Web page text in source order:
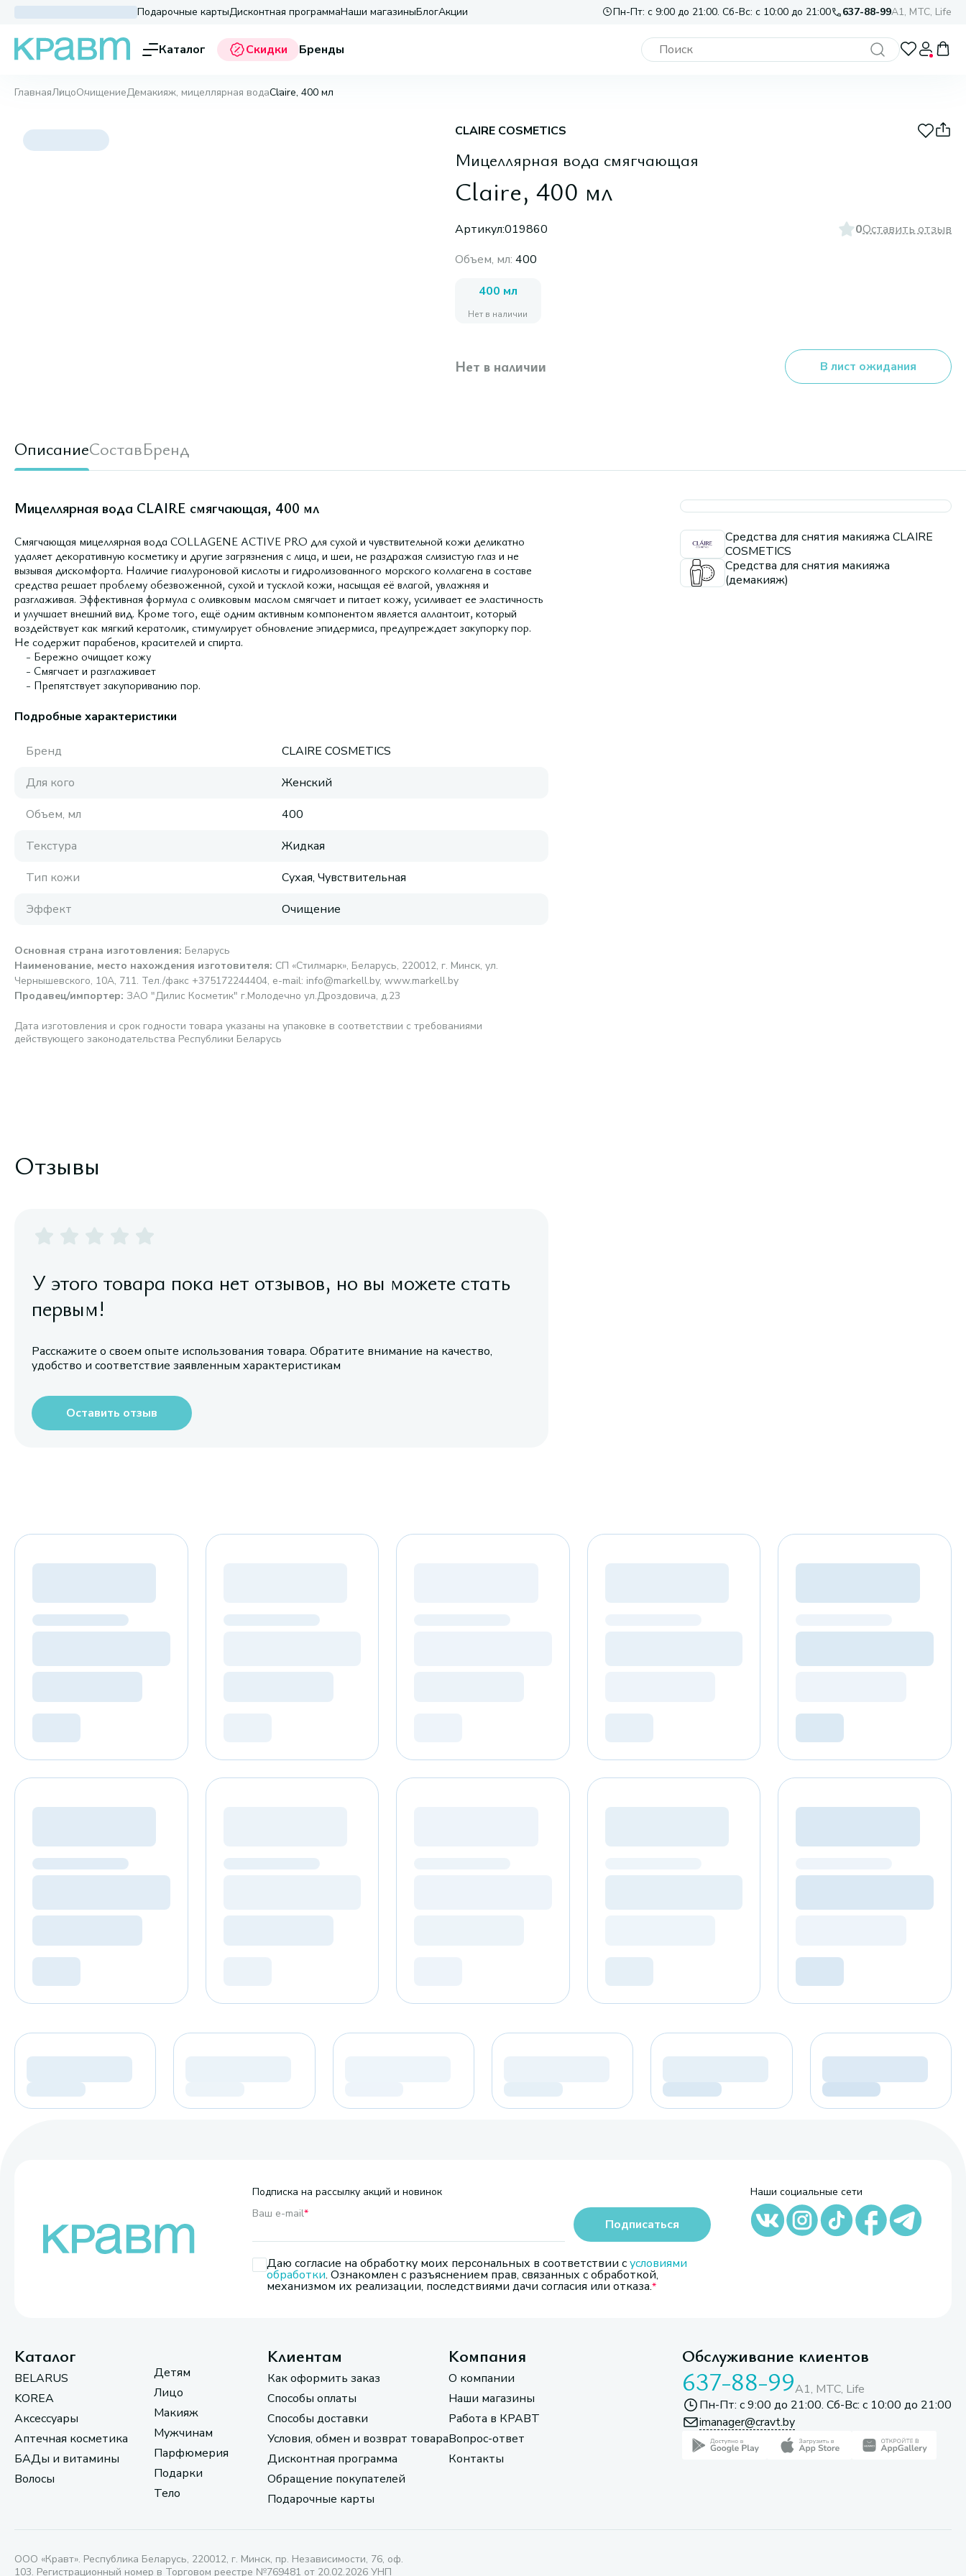
Подарочные картыДисконтная программаНаши магазиныБлогАкции Пн-Пт: с 9:00 до 21:00. Сб-Вс: с 10:00 до 21:00 637-88-99A1, МТС, Life
Каталог Скидки Бренды
ГлавнаяЛицоОчищениеДемакияж, мицеллярная водаClaire, 400 мл
CLAIRE COSMETICS
Мицеллярная вода cмягчающая
Claire, 400 мл
Артикул:019860 0Оставить отзыв
Объем, мл: 400
400 мл
Нет в наличии
Нет в наличии В лист ожидания
ОписаниеСоставБренд
Мицеллярная вода CLAIRE смягчающая, 400 мл
Смягчающая мицеллярная вода COLLAGENE ACTIVE PRO для сухой и чувствительной кожи деликатно
удаляет декоративную косметику и другие загрязнения с лица, и шеи, не раздражая слизистую глаз и не
вызывая дискомфорта. Наличие гиалуроновой кислоты и гидролизованного морского коллагена в составе
средства решает проблему обезвоженной, сухой и тусклой кожи, насыщая её влагой, увлажняя и
разглаживая. Эффективная формула с оливковым маслом смягчает и питает кожу, усиливает ее эластичность
и улучшает внешний вид. Кроме того, ещё одним активным компонентом является аллантоит, который
воздействует как мягкий кератолик, стимулирует обновление эпидермиса, предупреждает закупорку пор.
Не содержит парабенов, красителей и спирта.
⠀ - Бережно очищает кожу
⠀ - Смягчает и разглаживает
⠀ - Препятствует закупориванию пор.
Подробные характеристики
Бренд
CLAIRE COSMETICS
Для кого
Женский
Объем, мл
400
Текстура
Жидкая
Тип кожи
Сухая, Чувствительная
Эффект
Очищение
Основная страна изготовления: Беларусь
Наименование, место нахождения изготовителя: СП «Стилмарк», Беларусь, 220012, г. Минск, ул.
Чернышевского, 10А, 711. Тел./факс +375172244404, e-mail: info@markell.by, www.markell.by
Продавец/импортер: ЗАО "Дилис Косметик" г.Молодечно ул.Дроздовича, д.23
Дата изготовления и срок годности товара указаны на упаковке в соответствии с требованиями
действующего законодательства Республики Беларусь
Средства для снятия макияжа CLAIRE
COSMETICS
Средства для снятия макияжа
(демакияж)
Отзывы
У этого товара пока нет отзывов, но вы можете стать
первым!
Расскажите о своем опыте использования товара. Обратите внимание на качество,
удобство и соответствие заявленным характеристикам
Оставить отзыв
Подписка на рассылку акций и новинок
Ваш e-mail*
Даю согласие на обработку моих персональных в соответствии сусловиями
обработки. Ознакомлен с разъяснением прав, связанных с обработкой,
механизмом их реализации, последствиями дачи согласия или отказа.
Подписаться
Наши социальные сети
Каталог
BELARUS
KOREA
Аксессуары
Аптечная косметика
БАДы и витамины
Волосы
Детям
Лицо
Макияж
Мужчинам
Парфюмерия
Подарки
Тело
Клиентам
Как оформить заказ
Способы оплаты
Способы доставки
Условия, обмен и возврат товара
Дисконтная программа
Обращение покупателей
Подарочные карты
Компания
О компании
Наши магазины
Работа в КРАВТ
Вопрос-ответ
Контакты
Обслуживание клиентов
637-88-99A1, МТС, Life
Пн-Пт: с 9:00 до 21:00. Сб-Вс: с 10:00 до 21:00
imanager@cravt.by
ООО «Кравт». Республика Беларусь, 220012, г. Минск, пр. Независимости, 76, оф.
103. Регистрационный номер в Торговом реестре №769481 от 20.02.2026 УНП